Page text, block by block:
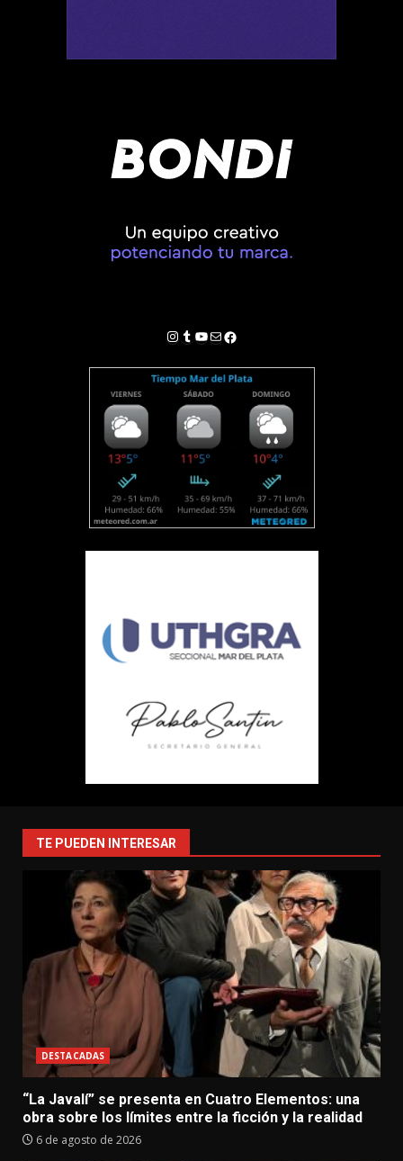
Instagram
Tumblr
YouTube
Correo electrónico
Facebook
TE PUEDEN INTERESAR
DESTACADAS
“La Javalí” se presenta en Cuatro Elementos: una
obra sobre los límites entre la ficción y la realidad
6 de agosto de 2026